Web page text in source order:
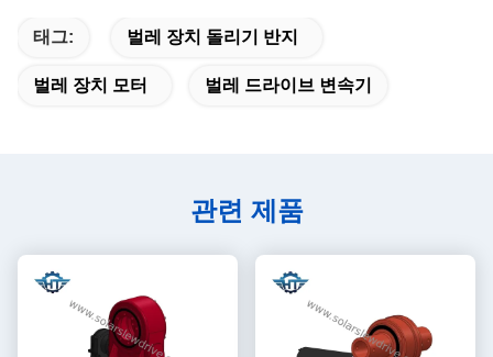
태그: 벌레 장치 돌리기 반지
벌레 장치 모터 벌레 드라이브 변속기
관련 제품